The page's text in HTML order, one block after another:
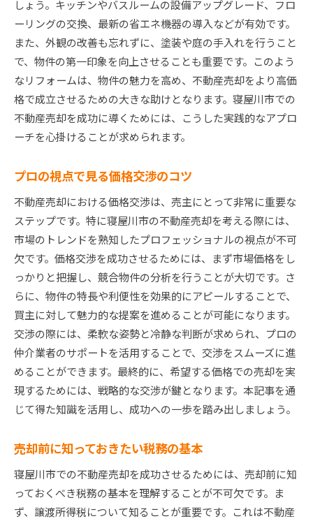
しょう。キッチンやバスルームの設備アップグレード、フロ
ーリングの交換、最新の省エネ機器の導入などが有効です。
また、外観の改善も忘れずに、塗装や庭の手入れを行うこと
で、物件の第一印象を向上させることも重要です。このよう
なリフォームは、物件の魅力を高め、不動産売却をより高価
格で成立させるための大きな助けとなります。寝屋川市での
不動産売却を成功に導くためには、こうした実践的なアプロ
ーチを心掛けることが求められます。
プロの視点で見る価格交渉のコツ
不動産売却における価格交渉は、売主にとって非常に重要な
ステップです。特に寝屋川市の不動産売却を考える際には、
市場のトレンドを熟知したプロフェッショナルの視点が不可
欠です。価格交渉を成功させるためには、まず市場価格をし
っかりと把握し、競合物件の分析を行うことが大切です。さ
らに、物件の特長や利便性を効果的にアピールすることで、
買主に対して魅力的な提案を進めることが可能になります。
交渉の際には、柔軟な姿勢と冷静な判断が求められ、プロの
仲介業者のサポートを活用することで、交渉をスムーズに進
めることができます。最終的に、希望する価格での売却を実
現するためには、戦略的な交渉が鍵となります。本記事を通
じて得た知識を活用し、成功への一歩を踏み出しましょう。
売却前に知っておきたい税務の基本
寝屋川市での不動産売却を成功させるためには、売却前に知
っておくべき税務の基本を理解することが不可欠です。ま
ず、譲渡所得税について知ることが重要です。これは不動産